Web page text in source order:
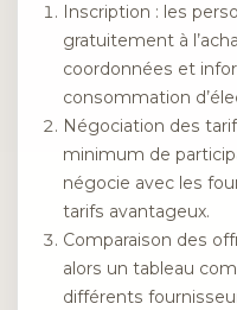
Inscription : les
gratuitement à
coordonnées et
consommation
Négociation des
minimum de
négocie avec les
tarifs avantageux.
Comparaison des
alors un tableau
différents